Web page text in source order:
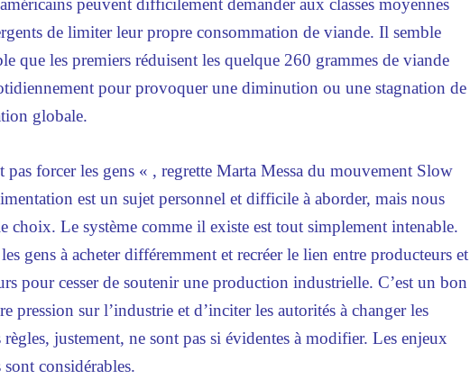
peuvent difficilement demander aux classes moyennes
de limiter leur propre consommation de viande. Il semble
que les premiers réduisent les quelque 260 grammes de viande
pour provoquer une diminution ou une stagnation de
globale.
pas forcer les gens « , regrette Marta Messa du mouvement Slow
est un sujet personnel et difficile à aborder, mais nous
choix. Le système comme il existe est tout simplement intenable.
gens à acheter différemment et recréer le lien entre producteurs et
pour cesser de soutenir une production industrielle. C’est un bon
pression sur l’industrie et d’inciter les autorités à changer les
règles, justement, ne sont pas si évidentes à modifier. Les enjeux
considérables.